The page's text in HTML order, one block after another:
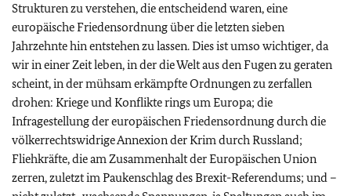
Strukturen zu verstehen, die entscheidend waren, eine
europäische Friedensordnung über die letzten sieben
Jahrzehnte hin entstehen zu lassen. Dies ist umso wichtiger, da
wir in einer Zeit leben, in der die Welt aus den Fugen zu geraten
scheint, in der mühsam erkämpfte Ordnungen zu zerfallen
drohen: Kriege und Konflikte rings um Europa; die
Infragestellung der europäischen Friedensordnung durch die
völkerrechtswidrige Annexion der Krim durch Russland;
Fliehkräfte, die am Zusammenhalt der Europäischen Union
zerren, zuletzt im Paukenschlag des Brexit-Referendums; und –